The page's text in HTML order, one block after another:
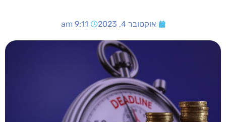
אוקטובר 4, 2023 9:11 am